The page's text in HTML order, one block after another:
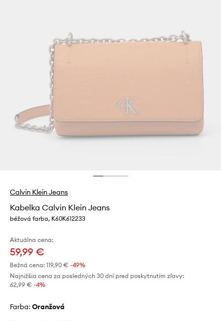
Calvin Klein Jeans
Kabelka Calvin Klein Jeans
béžová farba, K60K612233
Aktuálna cena:
59,99 €
Bežná cena: 119,90 € -49%
Najnižšia cena za posledných 30 dní pred poskytnutím zľavy:
62,99 € -4%
Farba: oranžová